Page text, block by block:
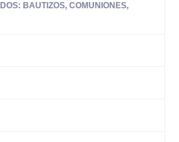
BAUTIZOS, COMUNIONES,